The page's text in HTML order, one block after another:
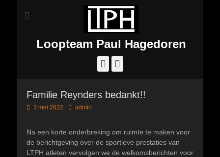
Loopteam Paul Hagedoren
Facebook
Familie Reynders bedankt!!
Geplaatst
3 mei 2022 Author
admin
Na een korte onderbreking om ruimte te maken voor
de berichtgeving over de sportieve prestaties van
LTPH atleten vervolgen we de welkomsberichten voor